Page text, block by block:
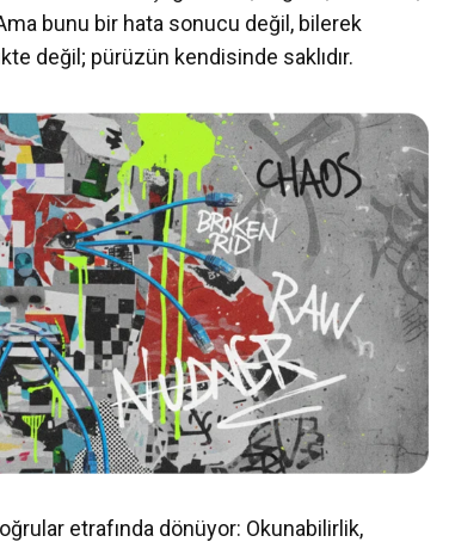
bunu bir hata sonucu değil, bilerek
değil; pürüzün kendisinde saklıdır.
etrafında dönüyor: Okunabilirlik,